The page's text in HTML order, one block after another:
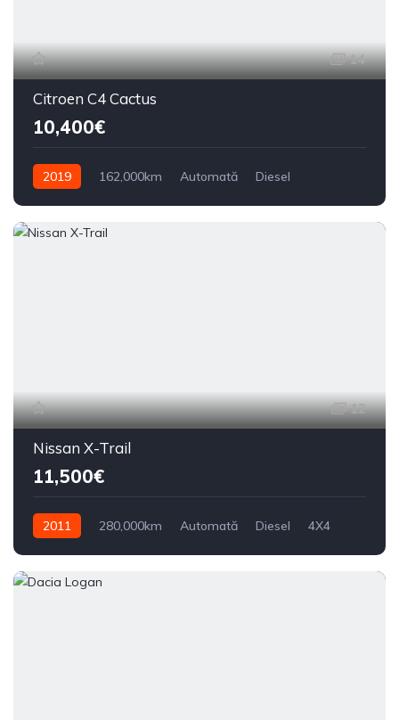
14
Citroen C4 Cactus
10,400€
2019 162,000km Automată
Diesel
12
Nissan X-Trail
11,500€
2011 280,000km Automată Diesel 4X4